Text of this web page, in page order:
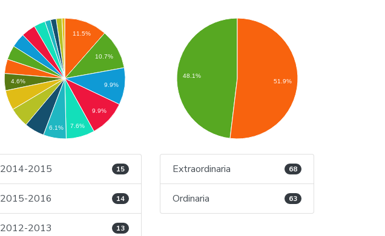
11.5%
10.7%
9.9%
9.9%
7.6%
4.6%
6.1%
2014-2015 15
2015-2016 14
2012-2013 13
48.1%
51.9%
Extraordinaria 68
Ordinaria 63